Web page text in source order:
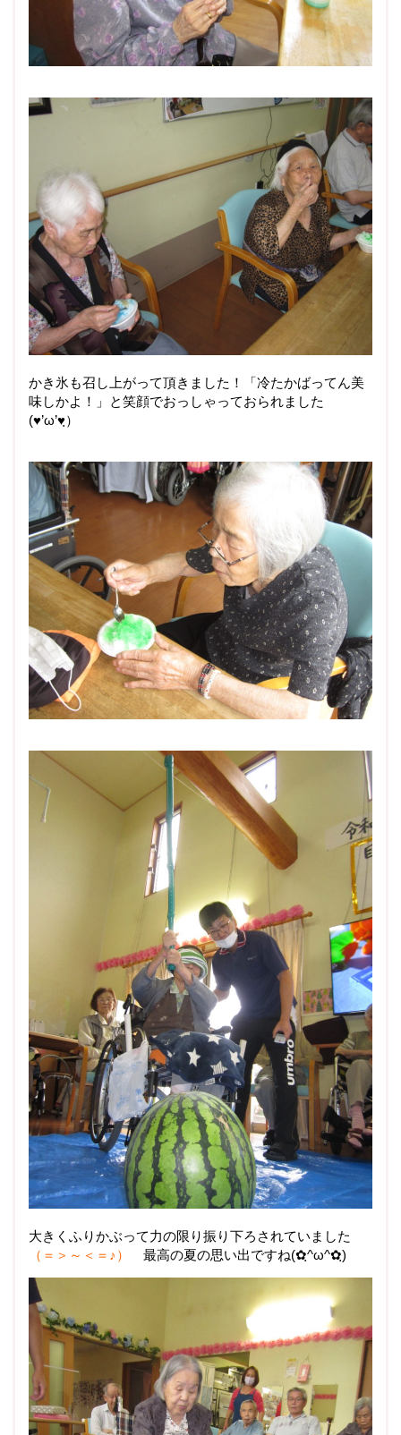
かき氷も召し上がって頂きました！「冷たかばってん美
味しかよ！」と笑顔でおっしゃっておられました
(♥’ω’♥ฺ）
大きくふりかぶって力の限り振り下ろされていました
（＝＞～＜＝♪） 最高の夏の思い出ですね(✿ฺ^ω^✿ฺ)